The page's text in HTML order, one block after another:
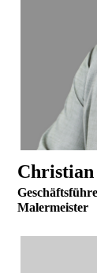
Malermeister